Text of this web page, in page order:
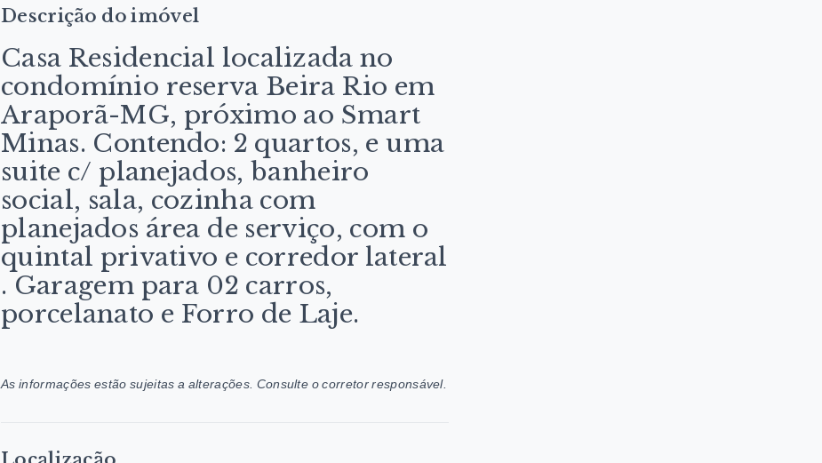
Descrição do imóvel
Casa Residencial localizada no
condomínio reserva Beira Rio em
Araporã-MG, próximo ao Smart
Minas. Contendo: 2 quartos, e uma
suite c/ planejados, banheiro
social, sala, cozinha com
planejados área de serviço, com o
quintal privativo e corredor lateral
. Garagem para 02 carros,
porcelanato e Forro de Laje.
As informações estão sujeitas a alterações. Consulte o corretor responsável.